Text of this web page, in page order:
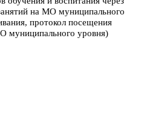
на МО муниципального
протокол посещения
муниципального уровня)